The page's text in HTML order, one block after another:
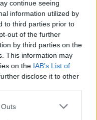
continue seeing
information utilized by
to third parties prior to
out of the further
by third parties on the
This information may
on the IAB’s List of
disclose it to other
Napríklad niektorí
to, čo nám rodičia
toľko, že im to
vďačnosť nebude